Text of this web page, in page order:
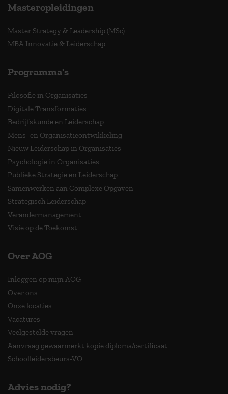
Masteropleidingen
Master Strategy & Leadership (MSc)
MBA Innovatie & Leiderschap
Programma's
Filosofie in Organisaties
Digitale Transformaties
Bedrijfskunde en Leiderschap
Mens- en Organisatieontwikkeling
Nieuw Leiderschap in Organisaties
Psychologie in Organisaties
Publieke Strategie en Leiderschap
Samenwerken aan Complexe Opgaven
Strategisch Leiderschap
Verandermanagement
Visie op de Toekomst
Over AOG
Inloggen op mijn AOG
Over ons
Onze locaties
Vacatures
Veelgestelde vragen
Aanvraag gewaarmerkt kopie diploma/certificaat
Schoolleidersbeurs-VO
Advies nodig?